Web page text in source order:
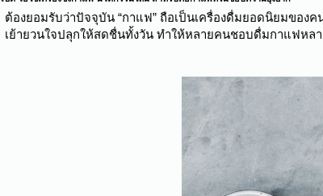
ต้องยอมรับว่าปัจจุบัน “กาแฟ” ถือเป็นเครื่องดื่มยอดนิยมของ
เย้ายวนใจปลุกให้สดชื่นทั้งวัน ทำให้หลายคนชอบดื่มกาแฟหลา